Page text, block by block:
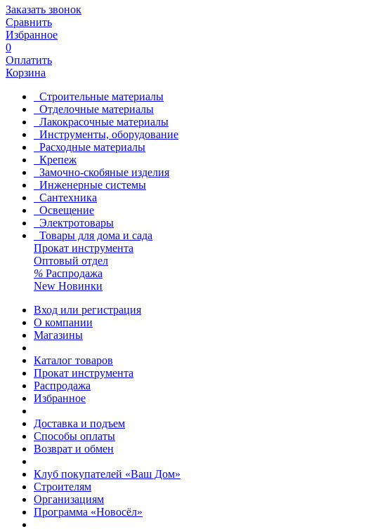
Заказать звонок
Сравнить
Избранное
0
Оплатить
Корзина
Строительные материалы
Отделочные материалы
Лакокрасочные материалы
Инструменты, оборудование
Расходные материалы
Крепеж
Замочно-скобяные изделия
Инженерные системы
Сантехника
Освещение
Электротовары
Товары для дома и сада
Прокат инструмента
Оптовый отдел
% Распродажа
New Новинки
Вход или регистрация
О компании
Магазины
Каталог товаров
Прокат инструмента
Распродажа
Избранное
Доставка и подъем
Способы оплаты
Возврат и обмен
Клуб покупателей «Ваш Дом»
Строителям
Организациям
Программа «Новосёл»